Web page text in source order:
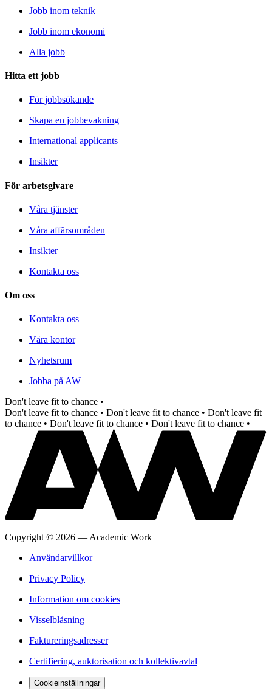
Jobb inom teknik
Jobb inom ekonomi
Alla jobb
Hitta ett jobb
För jobbsökande
Skapa en jobbevakning
International applicants
Insikter
För arbetsgivare
Våra tjänster
Våra affärsområden
Insikter
Kontakta oss
Om oss
Kontakta oss
Våra kontor
Nyhetsrum
Jobba på AW
Don't leave fit to chance •
Don't leave fit to chance • Don't leave fit to chance • Don't leave fit
to chance • Don't leave fit to chance • Don't leave fit to chance •
Copyright © 2026 — Academic Work
Användarvillkor
Privacy Policy
Information om cookies
Visselblåsning
Faktureringsadresser
Certifiering, auktorisation och kollektivavtal
Cookieinställningar